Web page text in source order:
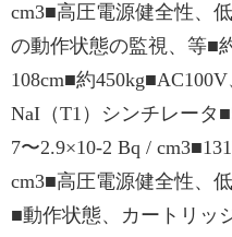
cm3■高圧電源健全性、
の動作状態の監視、等■
108cm■約
NaI（T1）シンチレータ
7〜2.9×10-2 Bq /
cm3■高圧電源健全性、
■動作状態、カートリッ